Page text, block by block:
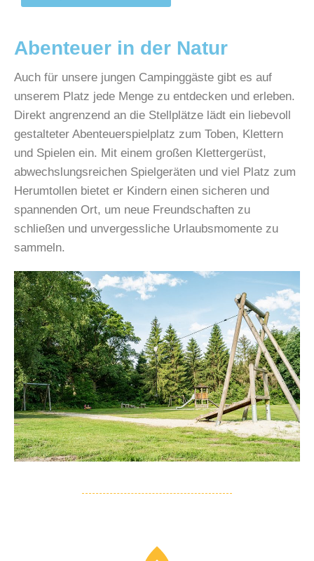
Abenteuer in der Natur
Auch für unsere jungen Campinggäste gibt es auf
unserem Platz jede Menge zu entdecken und erleben.
Direkt angrenzend an die Stellplätze lädt ein liebevoll
gestalteter Abenteuerspielplatz zum Toben, Klettern
und Spielen ein. Mit einem großen Klettergerüst,
abwechslungsreichen Spielgeräten und viel Platz zum
Herumtollen bietet er Kindern einen sicheren und
spannenden Ort, um neue Freundschaften zu
schließen und unvergessliche Urlaubsmomente zu
sammeln.